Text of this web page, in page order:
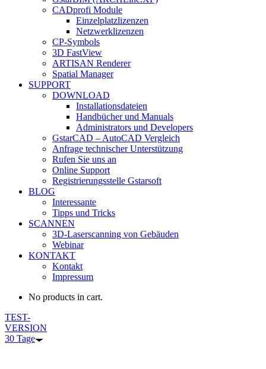
CADprofi Module
Einzelplatzlizenzen
Netzwerklizenzen
CP-Symbols
3D FastView
ARTISAN Renderer
Spatial Manager
SUPPORT
DOWNLOAD
Installationsdateien
Handbücher und Manuals
Administrators und Developers
GstarCAD – AutoCAD Vergleich
Anfrage technischer Unterstützung
Rufen Sie uns an
Online Support
Registrierungsstelle Gstarsoft
BLOG
Interessante
Tipps und Tricks
SCANNEN
3D-Laserscanning von Gebäuden
Webinar
KONTAKT
Kontakt
Impressum
No products in cart.
TEST-
VERSION
30 Tage